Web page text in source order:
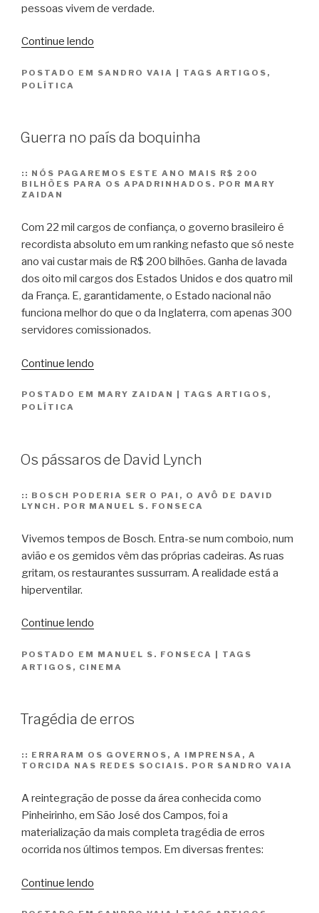
pessoas vivem de verdade.
Continue lendo
sem
POSTADO EM SANDRO VAIA TAGS ARTIGOS ,
POLÍTICA
Guerra no país da boquinha
:: NÓS PAGAREMOS ESTE ANO MAIS R$ 200
BILHÕES PARA OS APADRINHADOS. POR MARY
ZAIDAN
Com 22 mil cargos de confiança, o governo brasileiro é
recordista absoluto em um ranking nefasto que só neste
ano vai custar mais de R$ 200 bilhões. Ganha de lavada
dos oito mil cargos dos Estados Unidos e dos quatro mil
da França. E, garantidamente, o Estado nacional não
funciona melhor do que o da Inglaterra, com apenas 300
servidores comissionados.
Continue lendo
país
POSTADO EM MARY ZAIDAN TAGS ARTIGOS ,
POLÍTICA
Os pássaros de David Lynch
:: BOSCH PODERIA SER O PAI, O AVÔ DE DAVID
LYNCH. POR MANUEL S. FONSECA
Vivemos tempos de Bosch. Entra-se num comboio, num
avião e os gemidos vêm das próprias cadeiras. As ruas
gritam, os restaurantes sussurram. A realidade está a
hiperventilar.
Continue lendo
de
David
POSTADO EM MANUEL S. FONSECA
TAGS
ARTIGOS , CINEMA
Tragédia de erros
:: ERRARAM OS GOVERNOS, A IMPRENSA, A
TORCIDA NAS REDES SOCIAIS. POR SANDRO VAIA
A reintegração de posse da área conhecida como
Pinheirinho, em São José dos Campos, foi a
materialização da mais completa tragédia de erros
ocorrida nos últimos tempos. Em diversas frentes:
Continue lendo